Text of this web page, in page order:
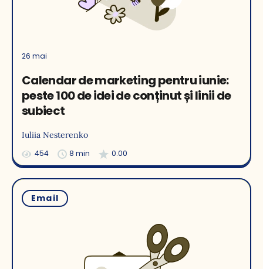
26 mai
Calendar de marketing pentru iunie:
peste 100 de idei de conținut și linii de
subiect
Iuliia Nesterenko
454 8 min 0.00
Email